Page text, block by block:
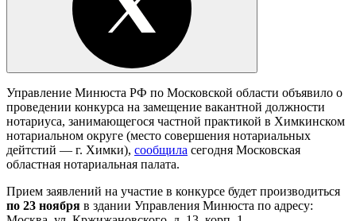
Управление Минюста РФ по Московской области объявило о
проведении конкурса на замещение вакантной должности
нотариуса, занимающегося частной практикой в Химкинском
нотариальном округе (место совершения нотариальных
дейтстий — г. Химки), сообщила сегодня Московская
областная нотариальная палата.
Прием заявлений на участие в конкурсе будет производиться
по 23 ноября в здании Управления Минюста по адресу: